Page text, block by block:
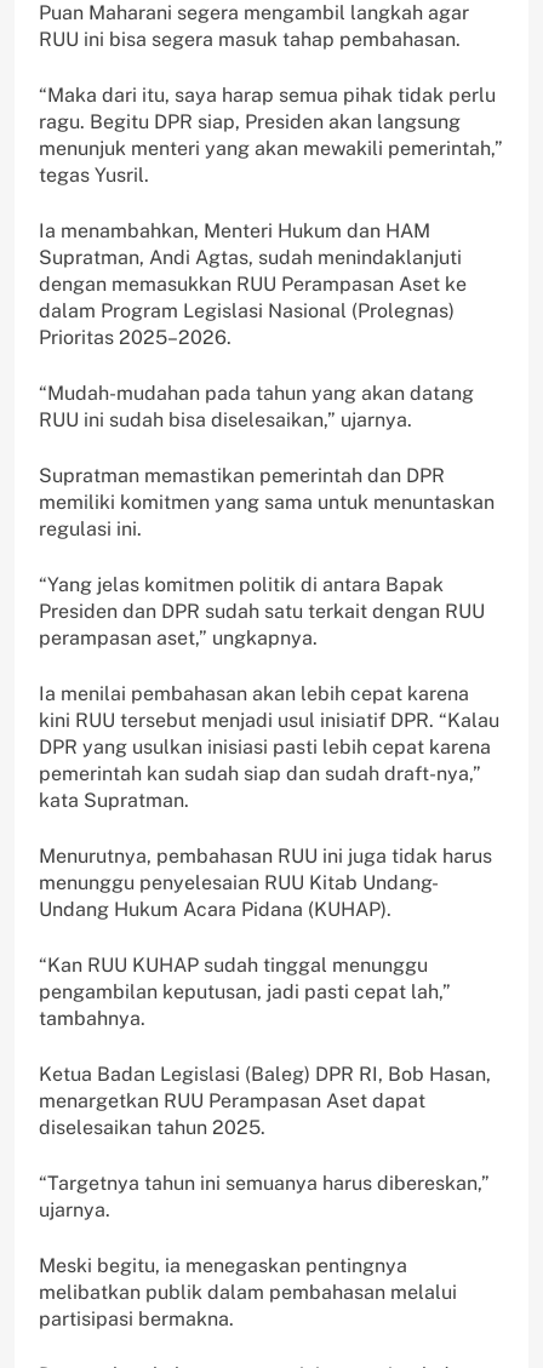
Puan Maharani segera mengambil langkah agar
RUU ini bisa segera masuk tahap pembahasan.
“Maka dari itu, saya harap semua pihak tidak perlu
ragu. Begitu DPR siap, Presiden akan langsung
menunjuk menteri yang akan mewakili pemerintah,”
tegas Yusril.
Ia menambahkan, Menteri Hukum dan HAM
Supratman, Andi Agtas, sudah menindaklanjuti
dengan memasukkan RUU Perampasan Aset ke
dalam Program Legislasi Nasional (Prolegnas)
Prioritas 2025–2026.
“Mudah-mudahan pada tahun yang akan datang
RUU ini sudah bisa diselesaikan,” ujarnya.
Supratman memastikan pemerintah dan DPR
memiliki komitmen yang sama untuk menuntaskan
regulasi ini.
“Yang jelas komitmen politik di antara Bapak
Presiden dan DPR sudah satu terkait dengan RUU
perampasan aset,” ungkapnya.
Ia menilai pembahasan akan lebih cepat karena
kini RUU tersebut menjadi usul inisiatif DPR. “Kalau
DPR yang usulkan inisiasi pasti lebih cepat karena
pemerintah kan sudah siap dan sudah draft-nya,”
kata Supratman.
Menurutnya, pembahasan RUU ini juga tidak harus
menunggu penyelesaian RUU Kitab Undang-
Undang Hukum Acara Pidana (KUHAP).
“Kan RUU KUHAP sudah tinggal menunggu
pengambilan keputusan, jadi pasti cepat lah,”
tambahnya.
Ketua Badan Legislasi (Baleg) DPR RI, Bob Hasan,
menargetkan RUU Perampasan Aset dapat
diselesaikan tahun 2025.
“Targetnya tahun ini semuanya harus dibereskan,”
ujarnya.
Meski begitu, ia menegaskan pentingnya
melibatkan publik dalam pembahasan melalui
partisipasi bermakna.